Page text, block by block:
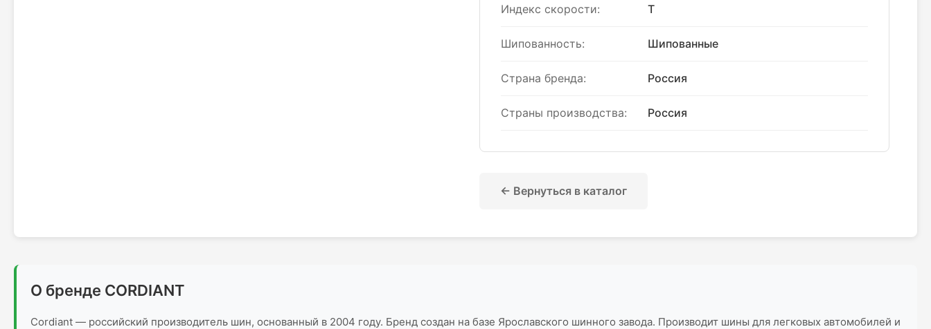
Индекс скорости: T
Шипованность: Шипованные
Страна бренда: Россия
Страны производства: Россия
← Вернуться в каталог
О бренде CORDIANT
Cordiant — российский производитель шин, основанный в 2004 году. Бренд создан на базе Ярославского шинного завода. Производит шины для легковых автомобилей и